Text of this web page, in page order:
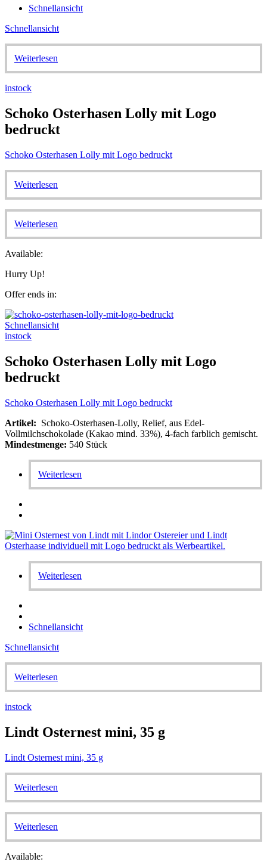
Schnellansicht
Schnellansicht
Weiterlesen
instock
Schoko Osterhasen Lolly mit Logo
bedruckt
Schoko Osterhasen Lolly mit Logo bedruckt
Weiterlesen
Weiterlesen
Available:
Hurry Up!
Offer ends in:
Schnellansicht
instock
Schoko Osterhasen Lolly mit Logo
bedruckt
Schoko Osterhasen Lolly mit Logo bedruckt
Artikel: Schoko-Osterhasen-Lolly, Relief, aus Edel-
Vollmilchschokolade (Kakao mind. 33%), 4-fach farblich gemischt.
Mindestmenge: 540 Stück
Weiterlesen
Weiterlesen
Schnellansicht
Schnellansicht
Weiterlesen
instock
Lindt Osternest mini, 35 g
Lindt Osternest mini, 35 g
Weiterlesen
Weiterlesen
Available: